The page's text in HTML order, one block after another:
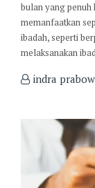
bulan yang
memanfaatkan
ibadah, seperti
melaksanakan
indra